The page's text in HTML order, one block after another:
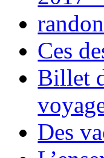
Ces
Billet
Des